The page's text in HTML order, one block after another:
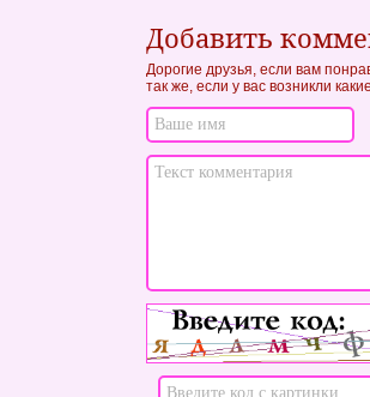
Добавить
Дорогие друзья, если вам
так же, если у вас возникли